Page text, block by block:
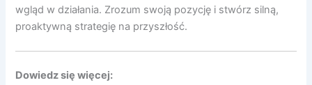
wgląd w działania. Zrozum swoją pozycję i stwórz silną,
proaktywną strategię na przyszłość.
Dowiedz się więcej: